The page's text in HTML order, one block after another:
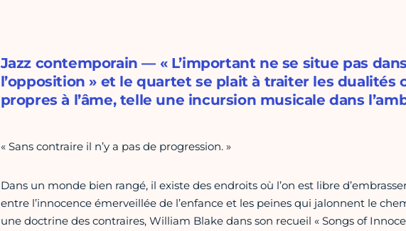
Jazz contemporain — « L’important ne se situe pas
l’opposition » et le quartet se plait à traiter les dualités
propres à l’âme, telle une incursion musicale dans
« Sans contraire il n’y a pas de progression. »
Dans un monde bien rangé, il existe des endroits où l’on est libre
entre l’innocence émerveillée de l’enfance et les peines qui jalonnent le
une doctrine des contraires, William Blake dans son recueil « Songs of